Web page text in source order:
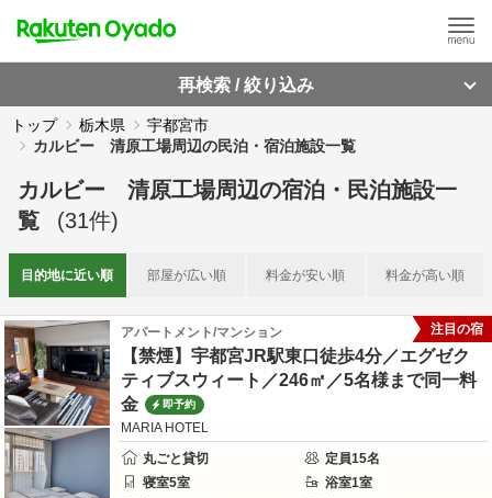
再検索 / 絞り込み
トップ 栃木県
宇都宮市
カルビー 清原工場周辺の民泊・宿泊施設一覧
カルビー 清原工場周辺の宿泊・民泊施設一
覧
(31件)
目的地に近い順 部屋が広い順 料金が安い順 料金が高い順
アパートメント/マンション
【禁煙】宇都宮JR駅東口徒歩4分／エグゼク
ティブスウィート／246㎡／5名様まで同一料
金
即予約
MARIA HOTEL
丸ごと貸切
定員15名
寝室5室 浴室1室
注目の宿